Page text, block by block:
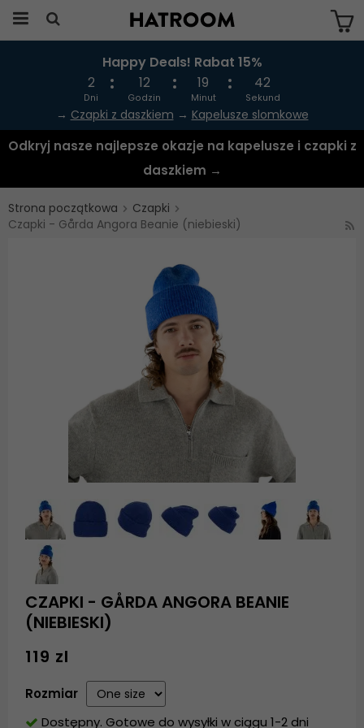
Produkten har blivit tillagd i varukorgen
Happy Deals! Rabat 15%
2
Dni
12
Godzin
19
Minut
42
Sekund
→ Czapki z daszkiem → Kapelusze slomkowe
Odkryj nasze najlepsze okazje na kapelusze i czapki z
daszkiem →
Strona początkowa
Czapki
Czapki - Gårda Angora Beanie (niebieski)
CZAPKI - GÅRDA ANGORA BEANIE
(NIEBIESKI)
119 zl
Rozmiar
Dostępny. Gotowe do wysyłki w ciągu 1-2 dni